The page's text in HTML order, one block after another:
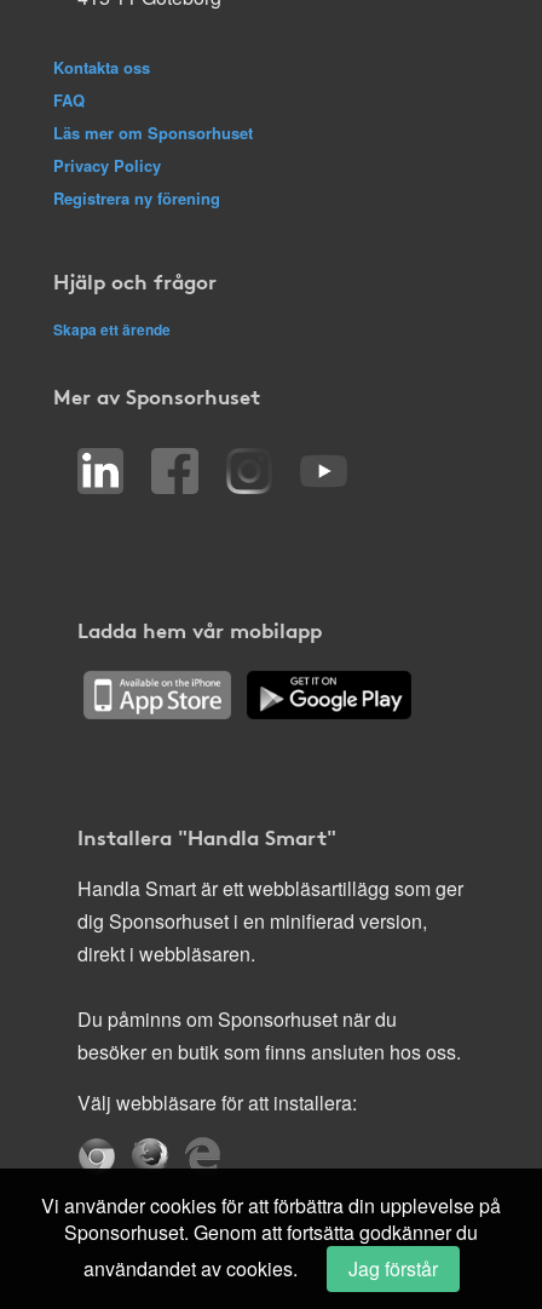
Kontakta oss
FAQ
Läs mer om Sponsorhuset
Privacy Policy
Registrera ny förening
Hjälp och frågor
Skapa ett ärende
Mer av Sponsorhuset
Ladda hem vår mobilapp
Installera "Handla Smart"
Handla Smart är ett webbläsartillägg som ger
dig Sponsorhuset i en minifierad version,
direkt i webbläsaren.
Du påminns om Sponsorhuset när du
besöker en butik som finns ansluten hos oss.
Välj webbläsare för att installera:
Vi använder cookies för att förbättra din upplevelse på
Sponsorhuset. Genom att fortsätta godkänner du
användandet av cookies.
Jag förstår